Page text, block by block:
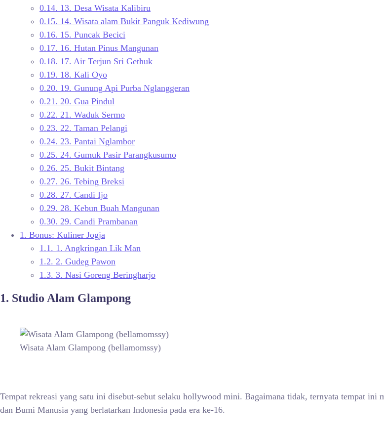
0.14. 13. Desa Wisata Kalibiru
0.15. 14. Wisata alam Bukit Panguk Kediwung
0.16. 15. Puncak Becici
0.17. 16. Hutan Pinus Mangunan
0.18. 17. Air Terjun Sri Gethuk
0.19. 18. Kali Oyo
0.20. 19. Gunung Api Purba Nglanggeran
0.21. 20. Gua Pindul
0.22. 21. Waduk Sermo
0.23. 22. Taman Pelangi
0.24. 23. Pantai Nglambor
0.25. 24. Gumuk Pasir Parangkusumo
0.26. 25. Bukit Bintang
0.27. 26. Tebing Breksi
0.28. 27. Candi Ijo
0.29. 28. Kebun Buah Mangunan
0.30. 29. Candi Prambanan
1. Bonus: Kuliner Jogja
1.1. 1. Angkringan Lik Man
1.2. 2. Gudeg Pawon
1.3. 3. Nasi Goreng Beringharjo
1. Studio Alam Glampong
Wisata Alam Glampong (bellamomssy)
Tempat rekreasi yang satu ini disebut-sebut selaku hollywood mini. Bagaimana tidak, ternyata tempat
dan Bumi Manusia yang berlatarkan Indonesia pada era ke-16.